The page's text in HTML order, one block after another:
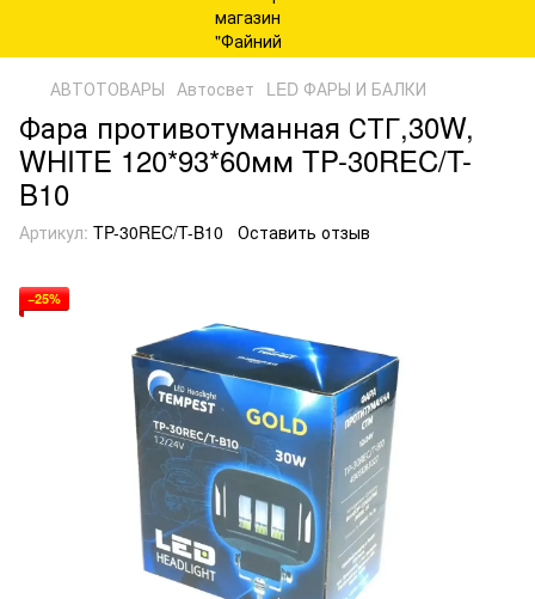
АВТОТОВАРЫ Автосвет LED ФАРЫ И БАЛКИ
Фара противотуманная СТГ,30W,
WHITE 120*93*60мм TP-30REC/T-
B10
Артикул: TP-30REC/T-B10 Оставить отзыв
−25%